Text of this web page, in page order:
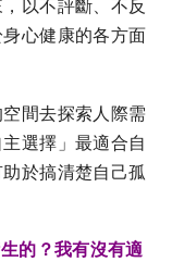
以不評斷、不反
心健康的各方面
間去探索人際需
選擇」最適合自
於搞清楚自己孤
的？我有沒有適